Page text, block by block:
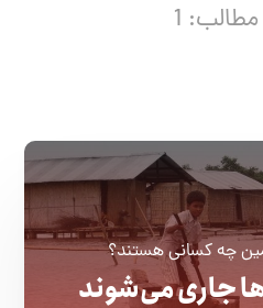
1
چه کسانی هستند؟
جاری می‌شوند